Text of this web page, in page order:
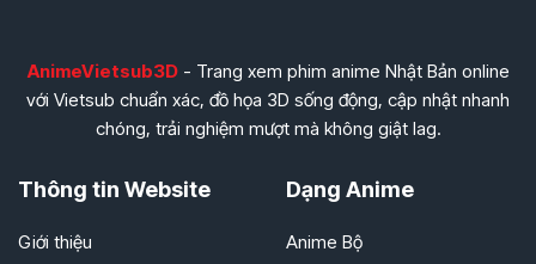
AnimeVietsub3D- Trang xem phim anime Nhật Bản online
với Vietsub chuẩn xác, đồ họa 3D sống động, cập nhật nhanh
chóng, trải nghiệm mượt mà không giật lag.
Thông tin Website
Giới thiệu
Dạng Anime
Anime Bộ